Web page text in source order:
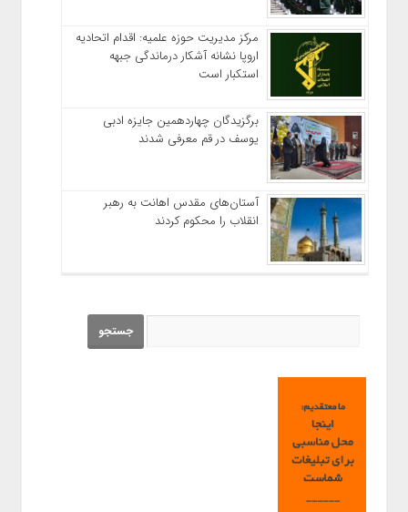
مرکز مدیریت حوزه علمیه: اقدام اتحادیه
اروپا نشانه آشکار درماندگی جبهه
استکبار است
برگزیدگان چهاردهمین جایزه ادبی
یوسف در قم معرفی شدند
آستان‌های مقدس اهانت به رهبر
انقلاب را محکوم کردند